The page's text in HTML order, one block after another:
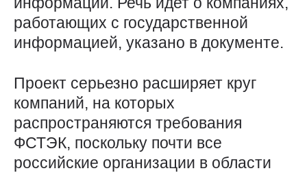
работающих с государственной
информацией, указано в документе.
Проект серьезно расширяет круг
компаний, на которых
распространяются требования
ФСТЭК, поскольку почти все
российские организации в области